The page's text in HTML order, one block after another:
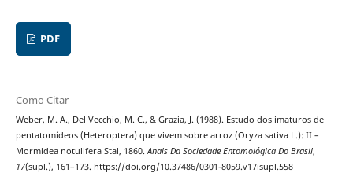
PDF
Como Citar
Weber, M. A., Del Vecchio, M. C., & Grazia, J. (1988). Estudo dos imaturos de
pentatomídeos (Heteroptera) que vivem sobre arroz (Oryza sativa L.): II –
Mormidea notulifera Stal, 1860. Anais Da Sociedade Entomológica Do Brasil,
17(supl.), 161–173. https://doi.org/10.37486/0301-8059.v17isupl.558